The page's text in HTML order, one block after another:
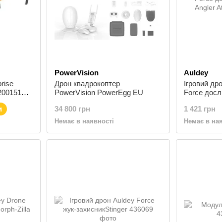
1"
PowerVision
Дрон квадрокоптер
PowerVision PowerEgg EU
34 800 грн
Немає в наявності
Auldey
Ігровий
Force
1 421 грн
Немає в